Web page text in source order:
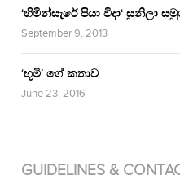
‘හිමින්සැරේ පියා විදා‘ සුනිලා
September 9, 2013
‘භූමි’ ගේ කතාව
June 23, 2016
GUIDELINES &